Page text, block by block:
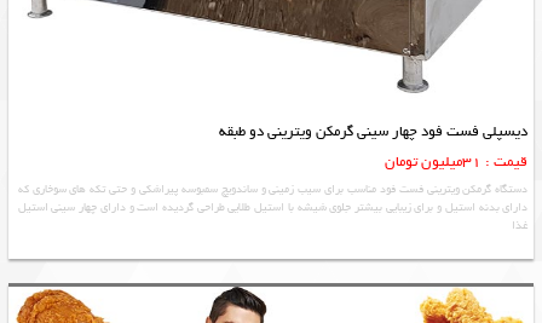
دیسپلی فست فود چهار سینی گرمکن ویترینی دو طبقه
قیمت : 31میلیون تومان
دستگاه گرمکن ویترینی فست فود مناسب برای سیب زمینی و ساندویچ سمبوسه پیراشکی و حتی تکه های سوخاری که
دارای بدنه استیل و برای زیبایی بیشتر جلوی شیشه با استیل طلایی طراحی گردیده است و دارای چهار سینی استیل
غذا